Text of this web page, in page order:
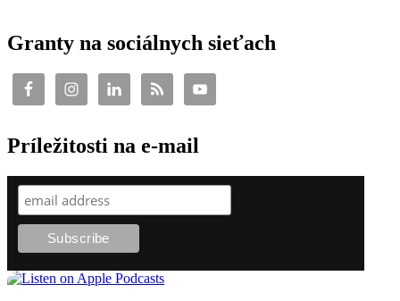
Granty na sociálnych sieťach
Príležitosti na e-mail